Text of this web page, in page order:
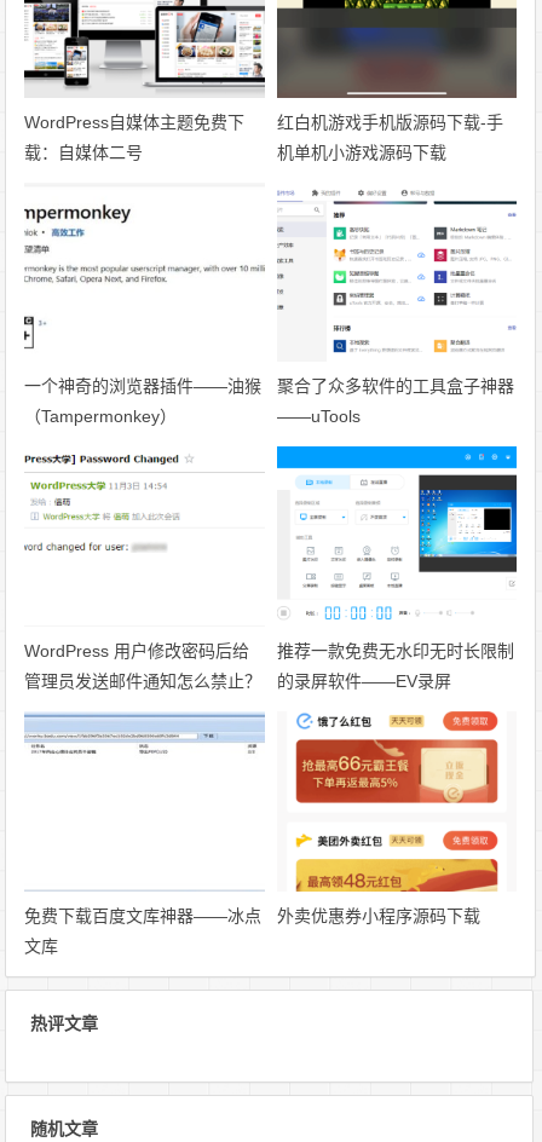
WordPress自媒体主题免费下
载：自媒体二号
红白机游戏手机版源码下载-手
机单机小游戏源码下载
一个神奇的浏览器插件——油猴
（Tampermonkey）
聚合了众多软件的工具盒子神器
——uTools
WordPress 用户修改密码后给
管理员发送邮件通知怎么禁止？
推荐一款免费无水印无时长限制
的录屏软件——EV录屏
免费下载百度文库神器——冰点
文库
外卖优惠券小程序源码下载
热评文章
随机文章